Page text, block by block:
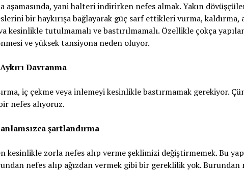
aşamasında, yani halteri indirirken nefes almak. Yakın
bir haykırışa bağlayarak güç sarf ettikleri vurma, kaldırma,
kesinlikle tutulmamalı ve bastırılmamalı. Özellikle çokça
ve yüksek tansiyona neden oluyor.
Davranma
iç çekme veya inlemeyi kesinlikle bastırmamak gerekiyor.
nefes alıyoruz.
şartlandırma
zorla nefes alıp verme şeklimizi değiştirmemek. Bu
nefes alıp ağızdan vermek gibi bir gereklilik yok. Burundan